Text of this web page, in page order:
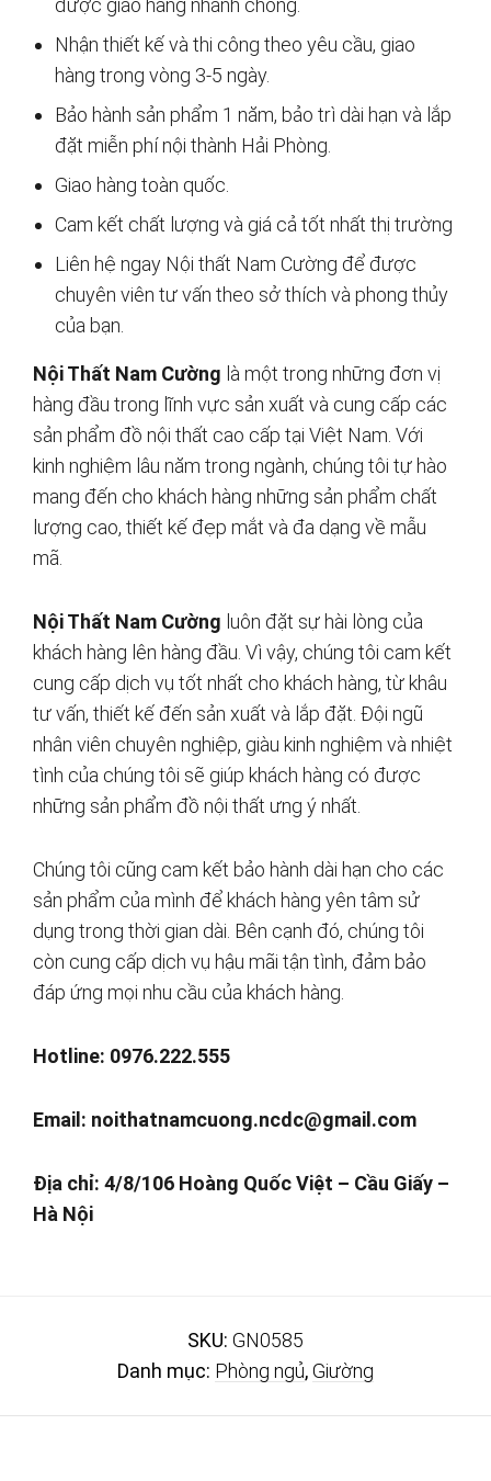
được giao hàng nhanh chóng.
Nhận thiết kế và thi công theo yêu cầu, giao
hàng trong vòng 3-5 ngày.
Bảo hành sản phẩm 1 năm, bảo trì dài hạn và lắp
đặt miễn phí nội thành Hải Phòng.
Giao hàng toàn quốc.
Cam kết chất lượng và giá cả tốt nhất thị trường
Liên hệ ngay Nội thất Nam Cường để được
chuyên viên tư vấn theo sở thích và phong thủy
của bạn.
Nội Thất Nam Cường là một trong những đơn vị
hàng đầu trong lĩnh vực sản xuất và cung cấp các
sản phẩm đồ nội thất cao cấp tại Việt Nam. Với
kinh nghiệm lâu năm trong ngành, chúng tôi tự hào
mang đến cho khách hàng những sản phẩm chất
lượng cao, thiết kế đẹp mắt và đa dạng về mẫu
mã.
Nội Thất Nam Cường luôn đặt sự hài lòng của
khách hàng lên hàng đầu. Vì vậy, chúng tôi cam kết
cung cấp dịch vụ tốt nhất cho khách hàng, từ khâu
tư vấn, thiết kế đến sản xuất và lắp đặt. Đội ngũ
nhân viên chuyên nghiệp, giàu kinh nghiệm và nhiệt
tình của chúng tôi sẽ giúp khách hàng có được
những sản phẩm đồ nội thất ưng ý nhất.
Chúng tôi cũng cam kết bảo hành dài hạn cho các
sản phẩm của mình để khách hàng yên tâm sử
dụng trong thời gian dài. Bên cạnh đó, chúng tôi
còn cung cấp dịch vụ hậu mãi tận tình, đảm bảo
đáp ứng mọi nhu cầu của khách hàng.
Hotline: 0976.222.555
Email: noithatnamcuong.ncdc@gmail.com
Địa chỉ: 4/8/106 Hoàng Quốc Việt – Cầu Giấy –
Hà Nội
SKU: GN0585
Danh mục: Phòng ngủ,Giường